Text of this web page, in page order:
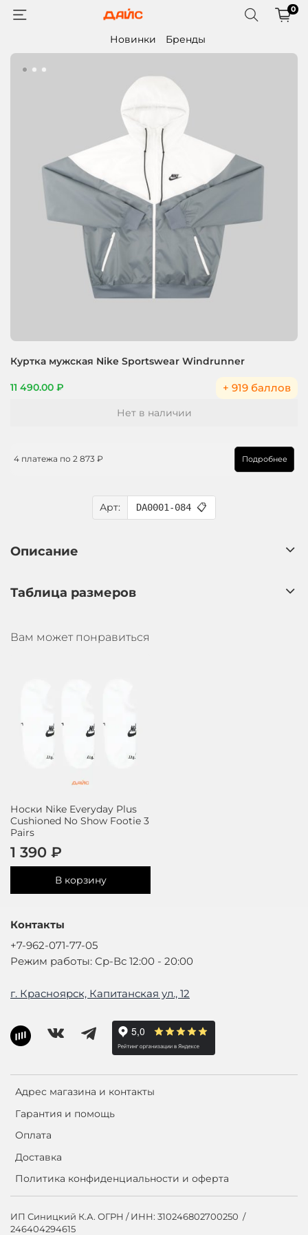
0
Новинки Бренды
Куртка мужская Nike Sportswear Windrunner
11 490.00 ₽ + 919 баллов
Арт: DA0001-084 📋
Нет в наличии
4 платежа по 2 873 ₽ Подробнее
Описание
Таблица размеров
Вам может понравиться
Носки Nike Everyday Plus
Cushioned No Show Footie 3
Pairs
1 390 ₽
В корзину
Адрес магазина и контакты
Гарантия и помощь
Оплата
Доставка
Политика конфиденциальности и оферта
Контакты
+7-962-071-77-05
Режим работы: Ср-Вс 12:00 - 20:00
г. Красноярск, Капитанская ул., 12
ИП Синицкий К.А. ОГРН / ИНН: 310246802700250 /
246404294615